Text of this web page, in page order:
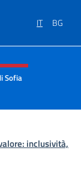
IT BG
menù
Sofia
inclusività,